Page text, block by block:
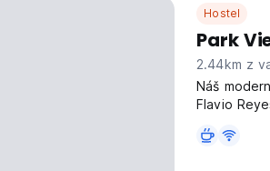
Hostel
Park
2.44km z
Náš
Flavio
language)